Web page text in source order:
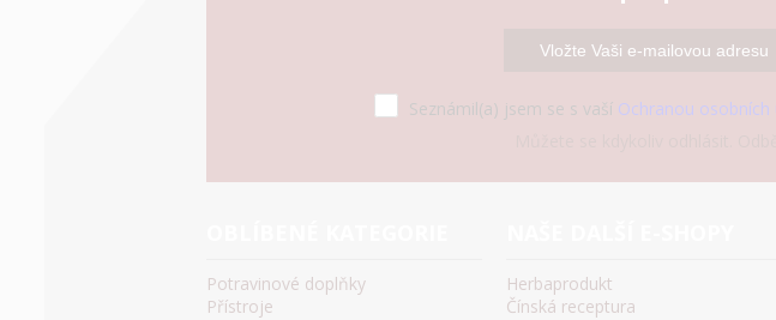
Seznámil(a) jsem se s vaší Ochranou osobních
Potravinové doplňky
Přístroje
Herbaprodukt
Čínská receptura